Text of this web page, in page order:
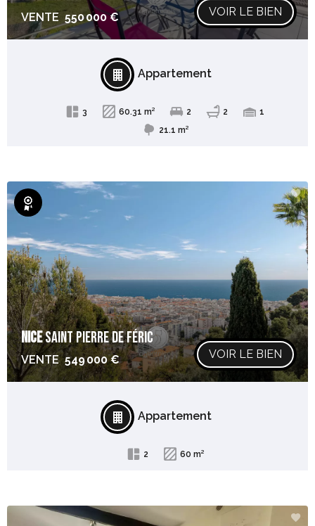
VENTE 550 000 € VOIR LE BIEN
Appartement
3 60.31 m² 2 2
1
21.1 m²
NICESAINT PIERRE DE FÉRIC
VENTE 549 000 € VOIR LE BIEN
Appartement
2 60 m²